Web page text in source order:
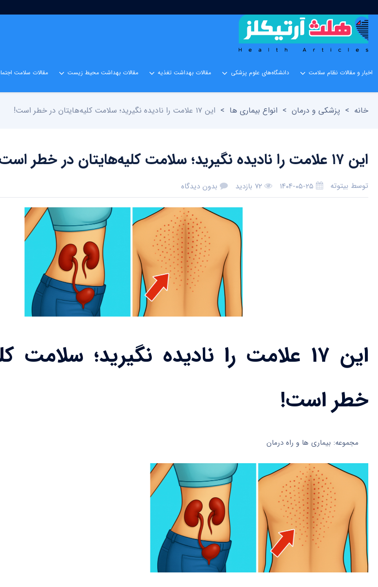
اخبار و مقالات نظام سلامت دانشگاه‌های علوم پزشکی مقالات بهداشت تغذیه مقالات بهداشت محیط زیست مقالات سلامت
خانه > پزشکی و درمان > انواع بیماری ها > این ۱۷ علامت را نادیده نگیرید؛ سلامت کلیه‌هایتان در خطر است!
این ۱۷ علامت را نادیده نگیرید؛ سلامت کلیه‌هایتان در خطر است!
توسط بیتوته ۱۴۰۴-۰۵-۲۵ ۷۲ بازدید بدون دیدگاه
این ۱۷ علامت را نادیده نگیرید؛ سلامت
خطر است!
مجموعه: بیماری ها و راه درمان